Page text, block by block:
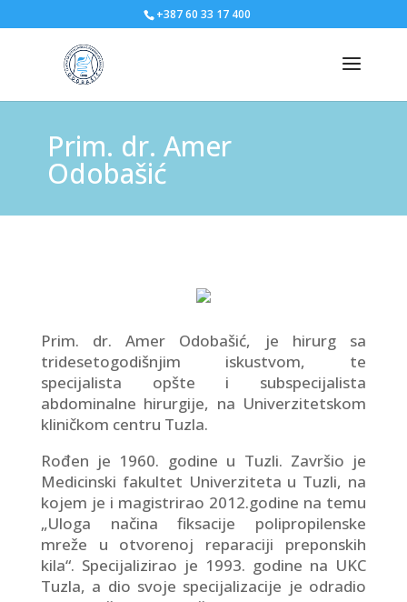
+387 60 33 17 400
Prim. dr. Amer
Odobašić
Prim. dr. Amer Odobašić, je hirurg sa
tridesetogodišnjim iskustvom, te
specijalista opšte i subspecijalista
abdominalne hirurgije, na Univerzitetskom
kliničkom centru Tuzla.
Rođen je 1960. godine u Tuzli. Završio je
Medicinski fakultet Univerziteta u Tuzli, na
kojem je i magistrirao 2012.godine na temu
„Uloga načina fiksacije polipropilenske
mreže u otvorenoj reparaciji preponskih
kila“. Specijalizirao je 1993. godine na UKC
Tuzla, a dio svoje specijalizacije je odradio